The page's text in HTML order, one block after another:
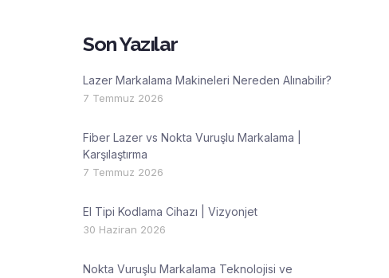
Son Yazılar
Lazer Markalama Makineleri Nereden Alınabilir?
7 Temmuz 2026
Fiber Lazer vs Nokta Vuruşlu Markalama |
Karşılaştırma
7 Temmuz 2026
El Tipi Kodlama Cihazı | Vizyonjet
30 Haziran 2026
Nokta Vuruşlu Markalama Teknolojisi ve